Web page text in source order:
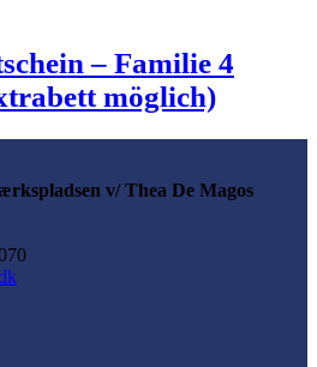
– Familie 4
möglich)
v/ Thea De Magos